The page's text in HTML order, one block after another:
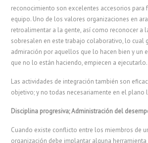
reconocimiento son excelentes accesorios para
equipo. Uno de los valores organizaciones en
retroalimentar a la gente, así como reconocer a
sobresalen en este trabajo colaborativo, lo cual
admiración por aquellos que lo hacen bien y un
que no lo están haciendo, empiecen a ejecutarlo.
Las actividades de integración también son
objetivo; y no todas necesariamente en el plano
Disciplina progresiva; Administración del
Cuando existe conflicto entre los miembros de
organización debe implantar alguna